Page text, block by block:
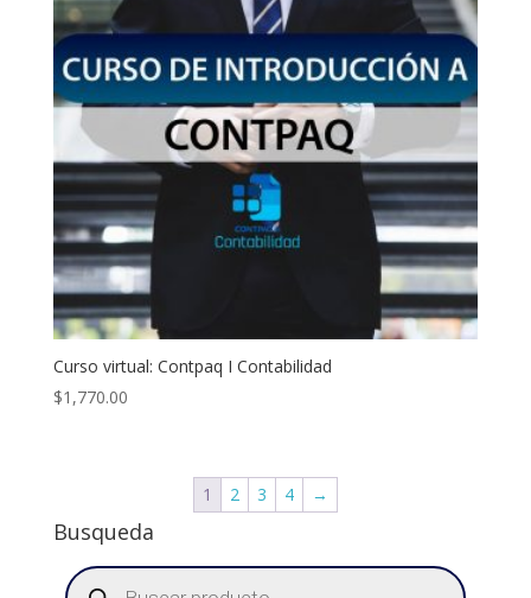
Curso virtual: Contpaq I Contabilidad
$1,770.00
1 2 3 4 →
Busqueda
Búsqueda
de